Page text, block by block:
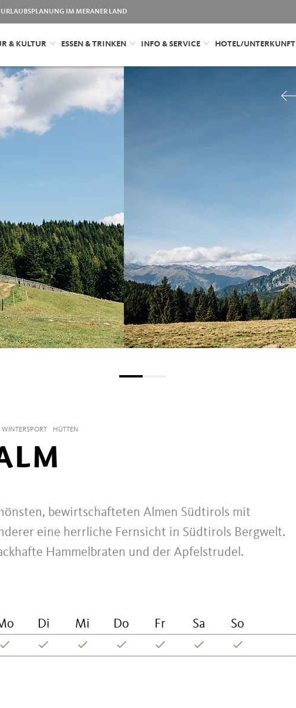
URLAUBSPLANUNG IM MERANER LAND
& KULTUR ESSEN & TRINKEN INFO & SERVICE HOTEL/UNTERKUNFT
WINTERSPORT HÜTTEN
bewirtschafteten Almen Südtirols mit
eine herrliche Fernsicht in Südtirols Bergwelt.
Hammelbraten und der Apfelstrudel.
Di Mi Do Fr Sa
So